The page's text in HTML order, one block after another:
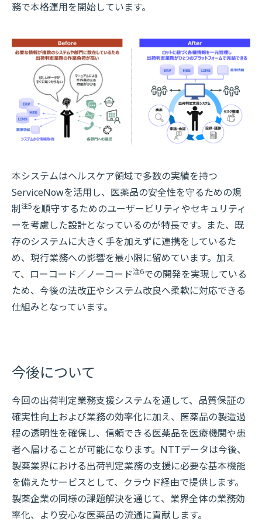
務で本格運用を開始しています。
本システムはヘルスケア領域で多数の実績を持つ
ServiceNowを活用し、医薬品の安全性を守るための規
制注5を順守するためのユーザービリティやセキュリティ
ーを考慮した設計となっているのが特長です。また、既
存のシステムに大きく手を加えずに連携をしているた
め、現行業務への影響を最小限に留めています。加え
て、ローコード／ノーコード注6での開発を実現している
ため、今後の法改正やシステム改良へ柔軟に対応できる
仕組みとなっています。
今後について
今回の出荷判定業務支援システムを通して、品質保証の
確実性向上および業務の効率化に加え、医薬品の製造過
程の透明性を確保し、信頼できる医薬品を医療機関や患
者へ届けることが可能になります。NTTデータは今後、
製薬業界における出荷判定業務の支援に必要な基本機能
を備えたサービスとして、クラウド経由で提供します。
製薬企業の同様の課題解決を通じて、業界全体の業務効
率化、より安心な医薬品の流通に貢献します。